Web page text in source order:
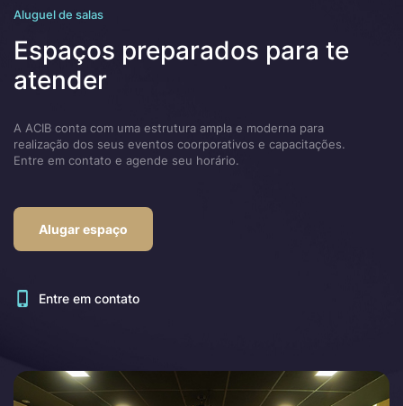
Aluguel de salas
Espaços preparados para te
atender
A ACIB conta com uma estrutura ampla e moderna para
realização dos seus eventos coorporativos e capacitações.
Entre em contato e agende seu horário.
Alugar espaço
Entre em contato